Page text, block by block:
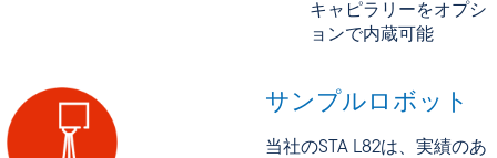
キャピラリーをオプシ
ョンで内蔵可能
サンプルロボット
当社のSTA L82は、実績のあ